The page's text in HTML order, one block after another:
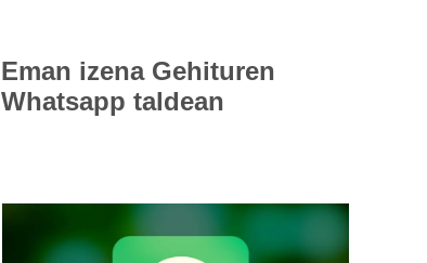
Eman izena Gehituren
Whatsapp taldean